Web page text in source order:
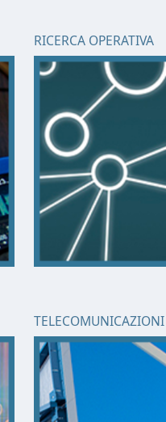
RICERCA OPERATIVA
TELECOMUNICAZIONI